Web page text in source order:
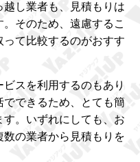
し業者も、見積もりは
そのため、遠慮するこ
て比較するのがおすす
スを利用するのもあり
できるため、とても簡
。いずれにしても、お
の業者から見積もりを